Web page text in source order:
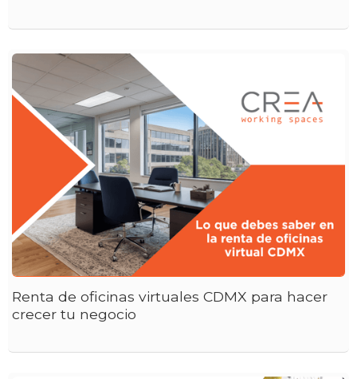
Renta de oficinas virtuales CDMX para hacer
crecer tu negocio